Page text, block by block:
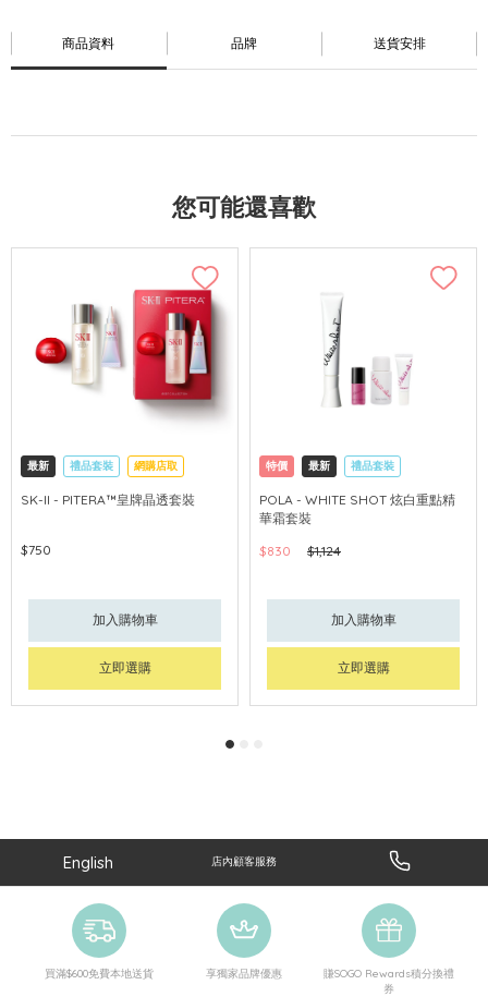
商品資料 品牌 送貨安排
您可能還喜歡
最新 禮品套裝 網購店取
可中國內地配送
SK-II - PITERA™皇牌晶透套裝
$750
加入購物車
立即選購
特價 最新 禮品套裝
網購店取 可中國內地配送
POLA - WHITE SHOT 炫白重點精
華霜套裝
$830
$1,124
加入購物車
立即選購
English 店內顧客服務
買滿$600免費本地送貨 享獨家品牌優惠
賺SOGO Rewards積分換禮
券